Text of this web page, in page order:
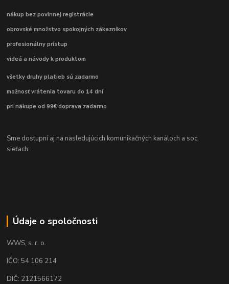
nákup bez povinnej registrácie
obrovské množstvo spokojných zákazníkov
profesionálny prístup
videá a návody k produktom
všetky druhy platieb sú zadarmo
možnosť vrátenia tovaru do 14 dní
pri nákupe od 99€ doprava zadarmo
Sme dostupní aj na nasledujúcich komunikačných kanáloch a soc.
sieťach:
Údaje o spoločnosti
WWS, s. r. o.
IČO: 54 106 214
DIČ: 2121566172